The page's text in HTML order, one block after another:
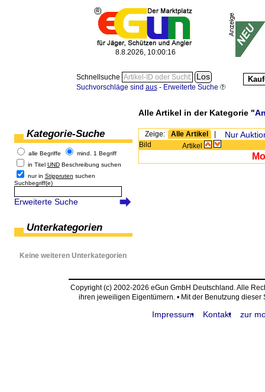
8.8.2026, 10:00:16
Schnellsuche
Suchvorschläge sind aus- Erweiterte Suche
Alle Artikel in der Kategorie "
Kategorie-Suche
alle Begriffe
mind. 1 Begriff
in Titel UNDBeschreibung suchen
nur in Stippruten suchen
Suchbegriff(e)
Erweiterte Suche
Unterkategorien
Keine weiteren Unterkategorien
Zeige: Alle Artikel Nur
Bild Artikel
Copyright (c) 2002-2026 eGun GmbH Deutschland. Alle
ihren jeweiligen Eigentümern. • Mit der Benutzung
Impressum Kontakt zur